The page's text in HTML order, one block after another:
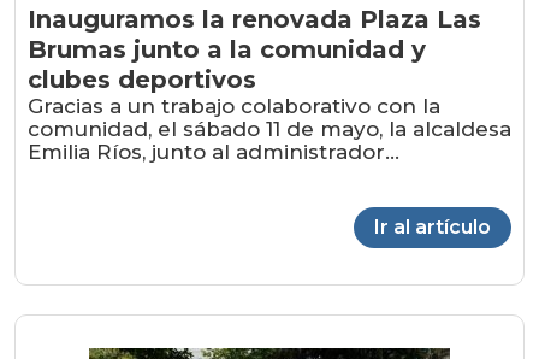
Inauguramos la renovada Plaza Las
Brumas junto a la comunidad y
clubes deportivos
Gracias a un trabajo colaborativo con la
comunidad, el sábado 11 de mayo, la alcaldesa
Emilia Ríos, junto al administrador...
Ir al artículo